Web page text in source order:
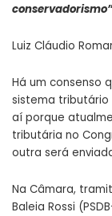
Luiz Cláudio
Há um consenso
sistema tributário
aí porque
tributária no
outra será
Na Câmara,
Baleia Rossi